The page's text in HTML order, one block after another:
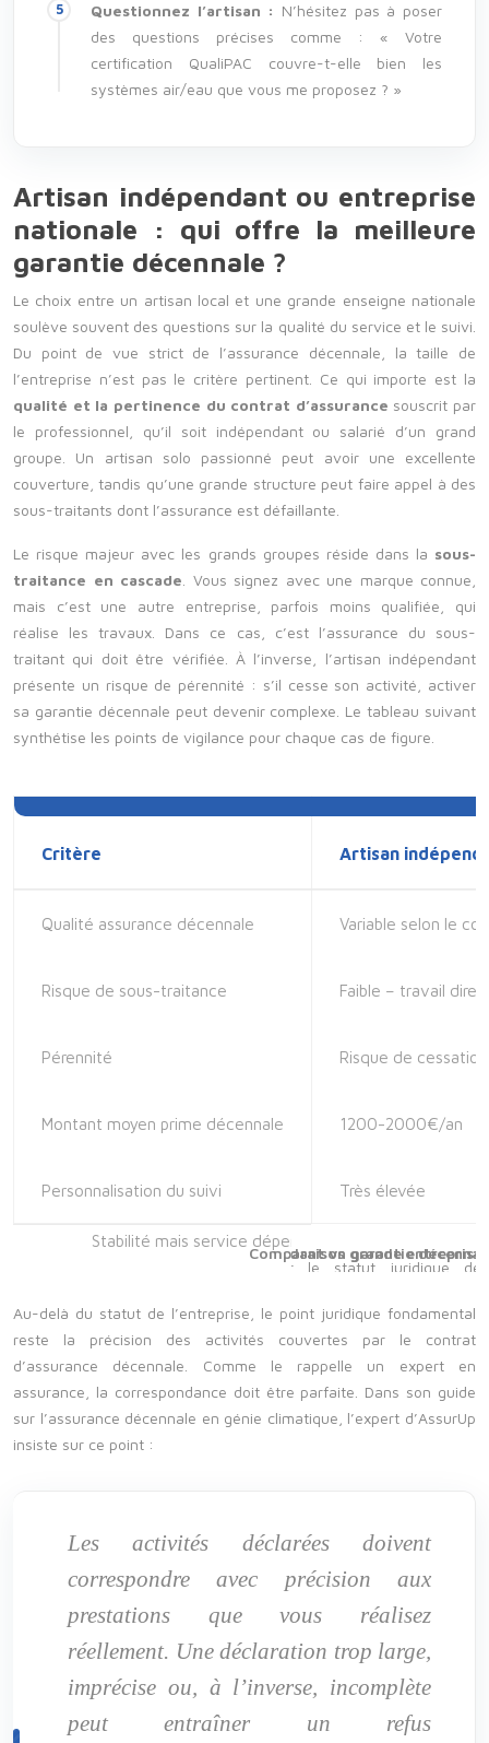
Questionnez l’artisan : N’hésitez pas à poser
des questions précises comme : « Votre
certification QualiPAC couvre-t-elle bien les
systèmes air/eau que vous me proposez ? »
Artisan indépendant ou entreprise
nationale : qui offre la meilleure
garantie décennale ?
Le choix entre un artisan local et une grande enseigne nationale
soulève souvent des questions sur la qualité du service et le suivi.
Du point de vue strict de l’assurance décennale, la taille de
l’entreprise n’est pas le critère pertinent. Ce qui importe est la
qualité et la pertinence du contrat d’assurance souscrit par
le professionnel, qu’il soit indépendant ou salarié d’un grand
groupe. Un artisan solo passionné peut avoir une excellente
couverture, tandis qu’une grande structure peut faire appel à des
sous-traitants dont l’assurance est défaillante.
Le risque majeur avec les grands groupes réside dans la sous-
traitance en cascade. Vous signez avec une marque connue,
mais c’est une autre entreprise, parfois moins qualifiée, qui
réalise les travaux. Dans ce cas, c’est l’assurance du sous-
traitant qui doit être vérifiée. À l’inverse, l’artisan indépendant
présente un risque de pérennité : s’il cesse son activité, activer
sa garantie décennale peut devenir complexe. Le tableau suivant
synthétise les points de vigilance pour chaque cas de figure.
Comparaison garantie
Critère Artisan
Qualité assurance décennale Variable selon le
Risque de sous-traitance Faible – travail
Pérennité Risque de
Montant moyen prime décennale 1200-2000€/an
Personnalisation du suivi Très élevée
Au-delà du statut de l’entreprise, le point juridique fondamental
reste la précision des activités couvertes par le contrat
d’assurance décennale. Comme le rappelle un expert en
assurance, la correspondance doit être parfaite. Dans son guide
sur l’assurance décennale en génie climatique, l’expert d’AssurUp
insiste sur ce point :
Les activités déclarées doivent
correspondre avec précision aux
prestations que vous réalisez
réellement. Une déclaration trop large,
imprécise ou, à l’inverse, incomplète
peut entraîner un refus